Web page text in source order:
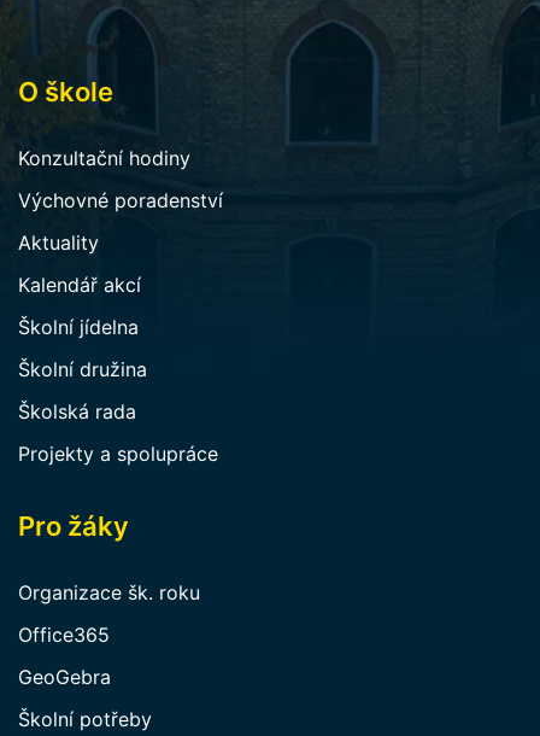
O škole
Konzultační hodiny
Výchovné poradenství
Aktuality
Kalendář akcí
Školní jídelna
Školní družina
Školská rada
Projekty a spolupráce
Pro žáky
Organizace šk. roku
Office365
GeoGebra
Školní potřeby